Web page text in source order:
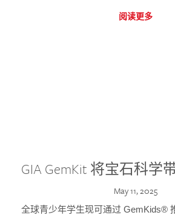
阅读更多
GIA GemKit 将宝石科学
May 11, 2025
全球青少年学生现可通过 GemKids®